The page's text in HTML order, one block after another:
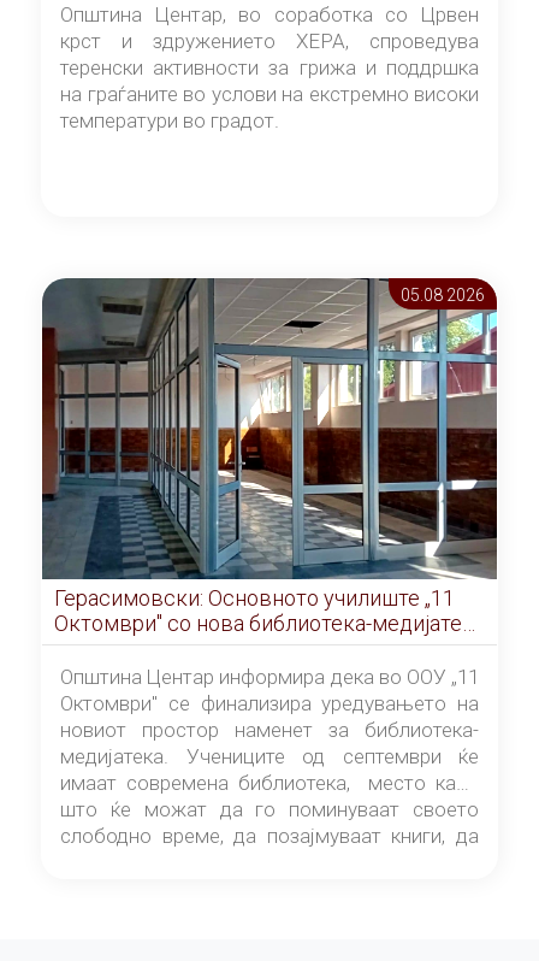
Општина Центар, во соработка со Црвен
крст и здружението ХЕРА, спроведува
теренски активности за грижа и поддршка
на граѓаните во услови на екстремно високи
температури во градот.
05.08 2026
Герасимовски: Основното училиште „11
Октомври" со нова библиотека-медијатека
од септември
Општина Центар информира дека во ООУ „11
Октомври" се финализира уредувањето на
новиот простор наменет за библиотека-
медијатека. Учениците од септември ќе
имаат современа библиотека, место каде
што ќе можат да го поминуваат своето
слободно време, да позајмуваат книги, да